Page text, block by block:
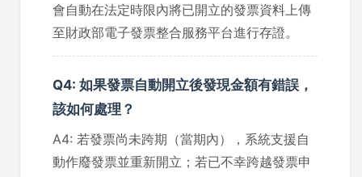
會自動在法定時限內將已開立的發票資料上傳
至財政部電子發票整合服務平台進行存證。
Q4: 如果發票自動開立後發現金額有錯誤，
該如何處理？
A4: 若發票尚未跨期（當期內），系統支援自
動作廢發票並重新開立；若已不幸跨越發票申